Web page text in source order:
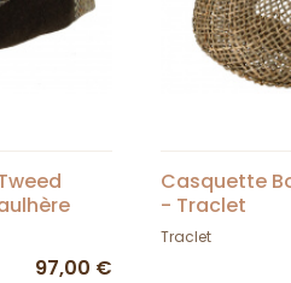
97,00 €
Casquette
- Traclet
Traclet